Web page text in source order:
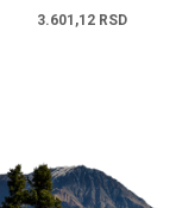
3.601,12 RSD